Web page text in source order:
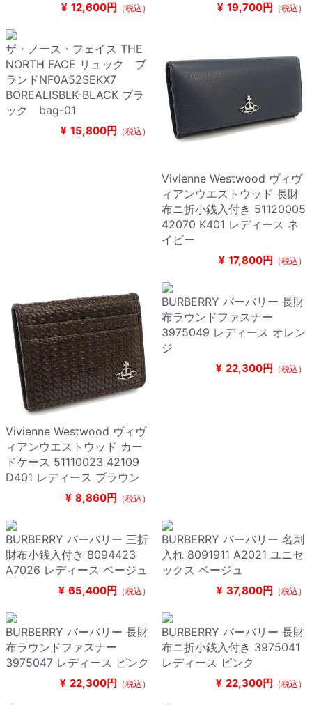
¥ 12,600円 （税込） ¥ 19,700円 （税込）
ザ・ノース・フェイス THE
NORTH FACE リュック ブ
ランドNF0A52SEKX7
BOREALISBLK-BLACK ブラ
ック bag-01
¥ 15,800円 （税込）
Vivienne Westwood ヴィヴ
ィアンウエストウッド 長財
布ニ折小銭入付き 51120005
42070 K401 レディース ネ
イビー
¥ 17,800円 （税込）
Vivienne Westwood ヴィヴ
ィアンウエストウッド カー
ドケース 51110023 42109
D401 レディース ブラウン
¥ 8,860円 （税込）
BURBERRY バーバリー 長財
布ラウンドファスナー
3975049 レディース オレン
ジ
¥ 22,300円 （税込）
BURBERRY バーバリー 三折
財布小銭入付き 8094423
A7026 レディース ベージュ
¥ 65,400円 （税込）
BURBERRY バーバリー 名刺
入れ 8091911 A2021 ユニセ
ックス ベージュ
¥ 37,800円 （税込）
BURBERRY バーバリー 長財
布ラウンドファスナー
3975047 レディース ピンク
¥ 22,300円 （税込）
BURBERRY バーバリー 長財
布ニ折小銭入付き 3975041
レディース ピンク
¥ 22,300円 （税込）